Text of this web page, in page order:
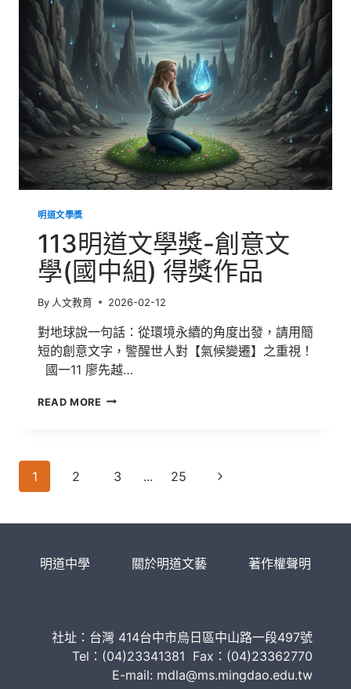
技
高
散
文
組
第
名
作
品
明道文學獎
113明道文學獎-創意文
學(國中組) 得獎作品
By 人文教育 2026-02-12
對地球說一句話：從環境永續的角度出發，請用簡
短的創意文字，警醒世人對【氣候變遷】之重視！
國一11 廖先越…
READ MORE 113
獎-
品
Page
navigation
1 2 3 ... 25
Next
明道中學 關於明道文藝 著作權聲明
社址：台灣 414台中市烏日區中山路一段497號
Tel：(04)23341381 Fax：(04)23362770
E-mail: mdla@ms.mingdao.edu.tw